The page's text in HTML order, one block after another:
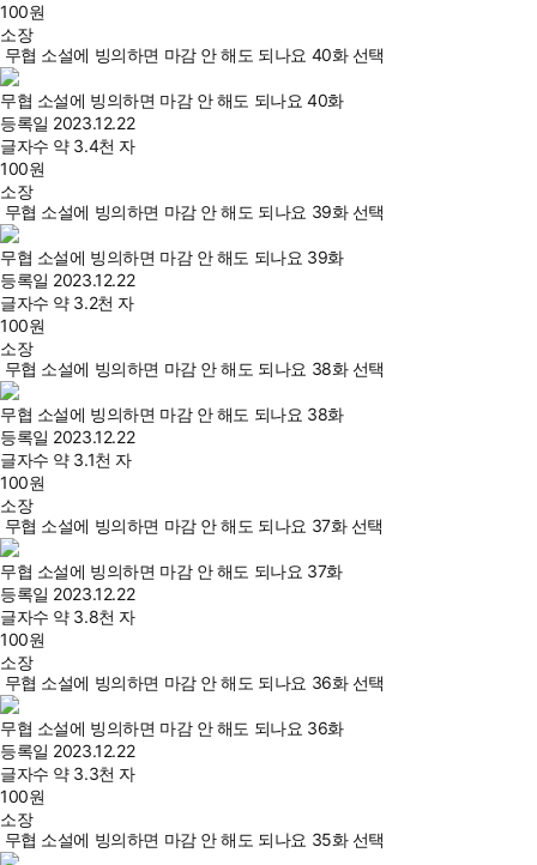
100원
소장
무협 소설에 빙의하면 마감 안 해도 되나요 40화 선택
무협 소설에 빙의하면 마감 안 해도 되나요 40화
등록일 2023.12.22
글자수 약 3.4천 자
100원
소장
무협 소설에 빙의하면 마감 안 해도 되나요 39화 선택
무협 소설에 빙의하면 마감 안 해도 되나요 39화
등록일 2023.12.22
글자수 약 3.2천 자
100원
소장
무협 소설에 빙의하면 마감 안 해도 되나요 38화 선택
무협 소설에 빙의하면 마감 안 해도 되나요 38화
등록일 2023.12.22
글자수 약 3.1천 자
100원
소장
무협 소설에 빙의하면 마감 안 해도 되나요 37화 선택
무협 소설에 빙의하면 마감 안 해도 되나요 37화
등록일 2023.12.22
글자수 약 3.8천 자
100원
소장
무협 소설에 빙의하면 마감 안 해도 되나요 36화 선택
무협 소설에 빙의하면 마감 안 해도 되나요 36화
등록일 2023.12.22
글자수 약 3.3천 자
100원
소장
무협 소설에 빙의하면 마감 안 해도 되나요 35화 선택